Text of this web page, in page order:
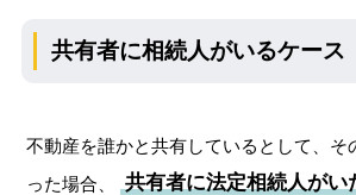
共有者に相続人がいるケース
不動産を誰かと共有しているとして、そ
った場合、
共有者に法定相続人がい